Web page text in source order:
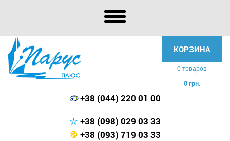
КОРЗИНА
0 товаров
0 грн.
+38 (044) 220 01 00
+38 (098) 029 03 33
+38 (093) 719 03 33